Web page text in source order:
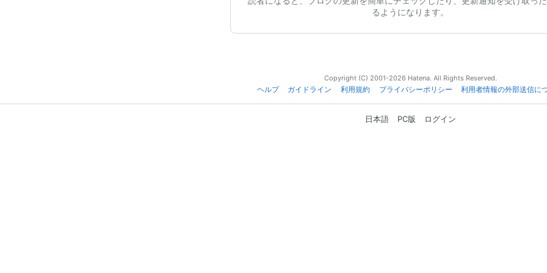
るようになります。
Copyright (C) 2001-2026 Hatena. All Rights Reserved.
ヘルプ
ガイドライン 利用規約 プライバシーポリシー 利用者情報の外部送信に
日本語 PC版 ログイン